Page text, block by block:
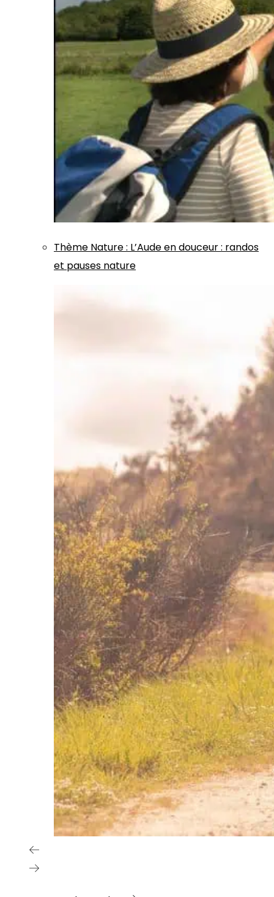
Thème Nature: L’Aude en douceur : randos
et pauses nature